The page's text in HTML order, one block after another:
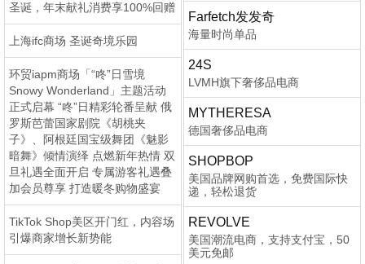
圣诞，年末献礼消费享100%回赠
上海ifc商场 圣诞奇境乐园
环贸iapm商场「“咚”日雪境
Snowy Wonderland」主题活动
正式启幕 “咚”日精彩轮番呈献 俄
罗斯芭蕾国家剧院《胡桃夹
子》、阿根廷国宝级舞团《魅影
暗舞》倾情演绎 点燃新年热情 双
旦礼遇全面开启 专属游客礼遇叠
加会员尊享 打造暖冬购物盛宴
TikTok Shop美区开门红，内容场
引爆商家增长新势能
Farfetch发发奇
海量时尚单品
24S
LVMH旗下奢侈品电商
MYTHERESA
德国奢侈品电商
SHOPBOP
美国品牌网购首选，免费国际快
递，轻松退货
REVOLVE
美国潮流电商，支持支付宝，50
美元免邮